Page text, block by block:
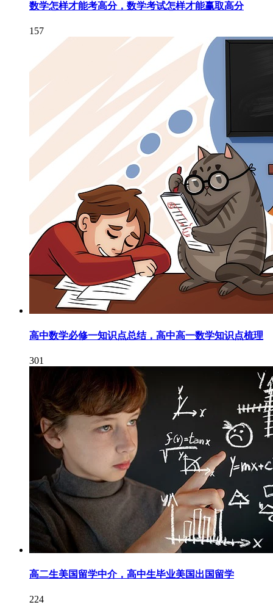
数学怎样才能考高分，数学考试怎样才能赢取高分
157
高中数学必修一知识点总结，高中高一数学知识点梳理
301
高二生美国留学中介，高中生毕业美国出国留学
224